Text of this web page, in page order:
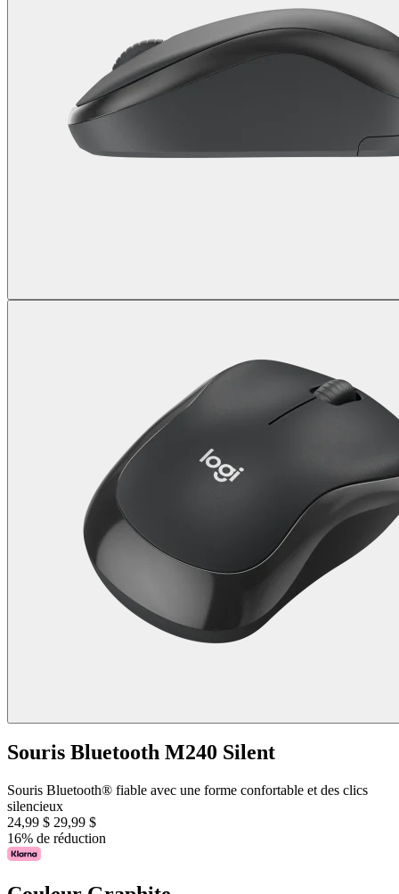
Souris Bluetooth M240 Silent
Souris Bluetooth® fiable avec une forme confortable et des clics
silencieux
24,99 $ 29,99 $
16% de réduction